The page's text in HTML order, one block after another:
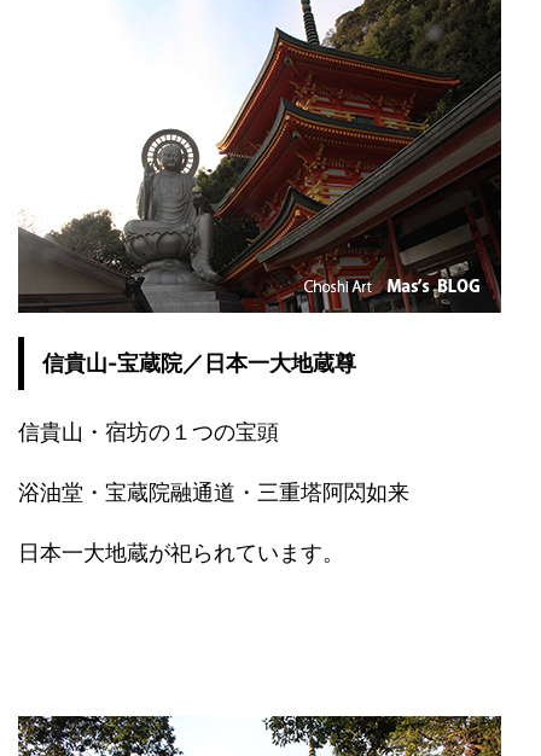
信貴山-宝蔵院／日本一大地蔵尊
信貴山・宿坊の１つの宝頭
浴油堂・宝蔵院融通道・三重塔阿閦如来
日本一大地蔵が祀られています。